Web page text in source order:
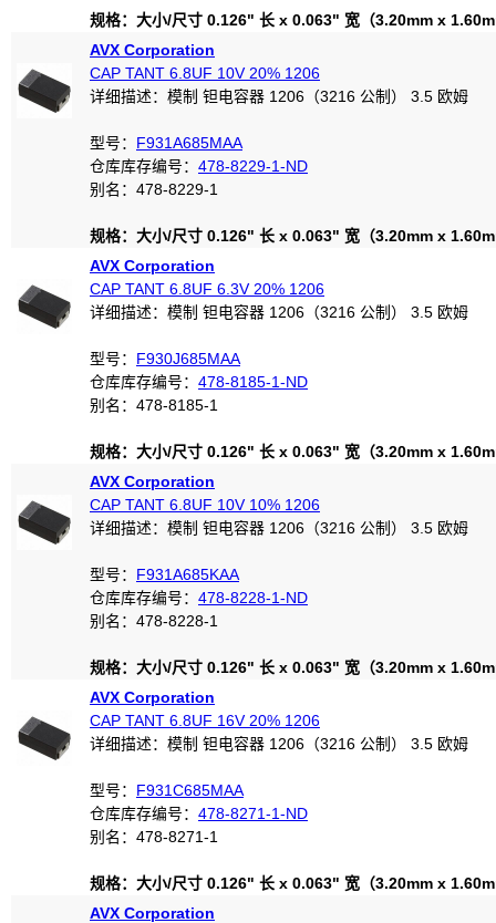
规格：大小/尺寸 0.126" 长 x 0.063" 宽（3.20mm x
AVX Corporation
CAP TANT 6.8UF 10V 20% 1206
详细描述：模制 钽电容器 1206（3216 公制） 3.5 欧姆
型号： F931A685MAA
仓库库存编号： 478-8229-1-ND
别名：478-8229-1
规格：大小/尺寸 0.126" 长 x 0.063" 宽（3.20mm x
AVX Corporation
CAP TANT 6.8UF 6.3V 20% 1206
详细描述：模制 钽电容器 1206（3216 公制） 3.5 欧姆
型号： F930J685MAA
仓库库存编号： 478-8185-1-ND
别名：478-8185-1
规格：大小/尺寸 0.126" 长 x 0.063" 宽（3.20mm x
AVX Corporation
CAP TANT 6.8UF 10V 10% 1206
详细描述：模制 钽电容器 1206（3216 公制） 3.5 欧姆
型号： F931A685KAA
仓库库存编号： 478-8228-1-ND
别名：478-8228-1
规格：大小/尺寸 0.126" 长 x 0.063" 宽（3.20mm x
AVX Corporation
CAP TANT 6.8UF 16V 20% 1206
详细描述：模制 钽电容器 1206（3216 公制） 3.5 欧姆
型号： F931C685MAA
仓库库存编号： 478-8271-1-ND
别名：478-8271-1
规格：大小/尺寸 0.126" 长 x 0.063" 宽（3.20mm x
AVX Corporation